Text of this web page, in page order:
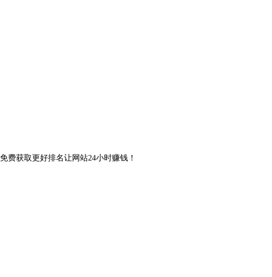
免费获取更好排名让网站24小时赚钱！